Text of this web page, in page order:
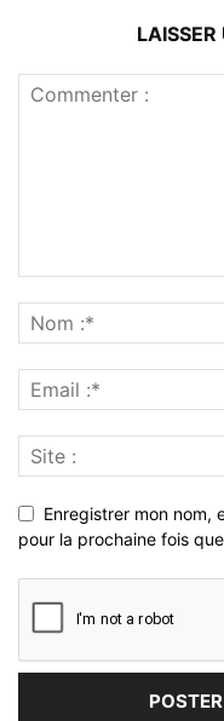
Enregistrer mon nom,
pour la prochaine fois